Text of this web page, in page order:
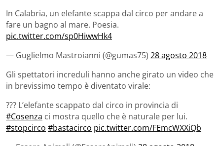
In Calabria, un elefante scappa dal circo per andare a
fare un bagno al mare. Poesia.
pic.twitter.com/sp0HiwwHk4
— Guglielmo Mastroianni (@gumas75) 28 agosto 2018
Gli spettatori increduli hanno anche girato un video che
in brevissimo tempo è diventato virale:
??? L’elefante scappato dal circo in provincia di
#Cosenza ci mostra quello che è naturale per lui.
#stopcirco #bastacirco pic.twitter.com/FEmcWXXiQb